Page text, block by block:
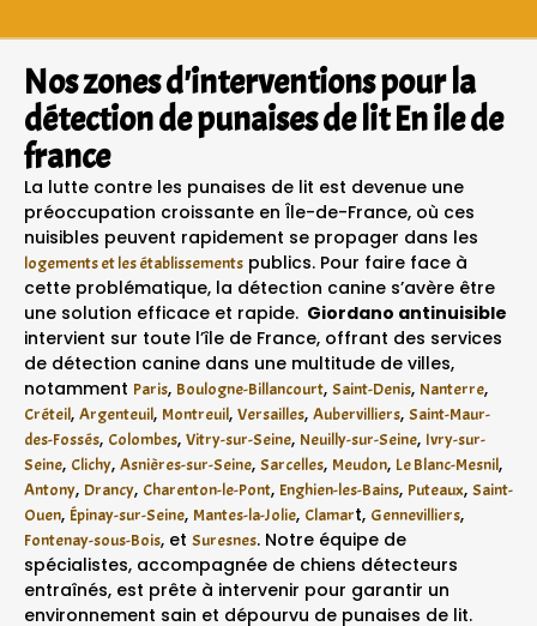
Nos zones d'interventions pour la
détection de punaises de lit En ile de
france
La lutte contre les punaises de lit est devenue une
préoccupation croissante en Île-de-France, où ces
nuisibles peuvent rapidement se propager dans les
logements et les établissements publics. Pour faire face à
cette problématique, la détection canine s’avère être
une solution efficace et rapide. Giordano antinuisible
intervient sur toute l’île de France, offrant des services
de détection canine dans une multitude de villes,
notamment Paris, Boulogne-Billancourt, Saint-Denis, Nanterre,
Créteil, Argenteuil, Montreuil, Versailles, Aubervilliers, Saint-Maur-
des-Fossés, Colombes, Vitry-sur-Seine, Neuilly-sur-Seine, Ivry-sur-
Seine, Clichy, Asnières-sur-Seine, Sarcelles, Meudon, Le Blanc-Mesnil,
Antony, Drancy, Charenton-le-Pont, Enghien-les-Bains, Puteaux, Saint-
Ouen, Épinay-sur-Seine, Mantes-la-Jolie, Clamart, Gennevilliers,
Fontenay-sous-Bois, et Suresnes. Notre équipe de
spécialistes, accompagnée de chiens détecteurs
entraînés, est prête à intervenir pour garantir un
environnement sain et dépourvu de punaises de lit.